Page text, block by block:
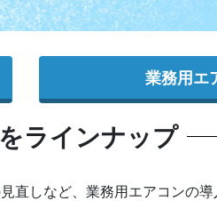
業務用エ
ラインナップ
しなど、業務用エアコンの